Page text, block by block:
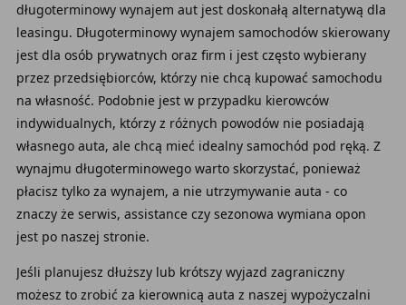
długoterminowy wynajem aut jest doskonałą alternatywą dla
leasingu. Długoterminowy wynajem samochodów skierowany
jest dla osób prywatnych oraz firm i jest często wybierany
przez przedsiębiorców, którzy nie chcą kupować samochodu
na własność. Podobnie jest w przypadku kierowców
indywidualnych, którzy z różnych powodów nie posiadają
własnego auta, ale chcą mieć idealny samochód pod ręką. Z
wynajmu długoterminowego warto skorzystać, ponieważ
płacisz tylko za wynajem, a nie utrzymywanie auta - co
znaczy że serwis, assistance czy sezonowa wymiana opon
jest po naszej stronie.
Jeśli planujesz dłuższy lub krótszy wyjazd zagraniczny
możesz to zrobić za kierownicą auta z naszej wypożyczalni